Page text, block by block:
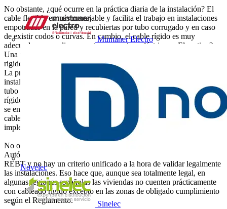
Muntaner Electro
Novelec
Sinelec
No obstante, ¿qué ocurre en la práctica diaria de la instalación? El
cable flexible es más manejable y facilita el trabajo en instalaciones
empotradas en la pared y recubiertas por tubo corrugado y en caso
de existir codos o curvas. En cambio, el cable rígido es muy
adecuado para realizar puentes en cuadros eléctricos. ¿El motivo?
Una vez instalado su forma no va a ser modificada y, además, su
rigidez favorece la inmovilidad de la conexión.
La práctica de la instalación en España afirma que, en general, los
instaladores acostumbran a instalar sin demasiados problemas bajo
tubo los circuitos de 1,5 mm² o 2,5 mm² con conductores aislados
rígidos, muy frecuentes en el interior de las viviendas. En cambio, si
se enfrentan a secciones superiores normalmente optan por instalar
cableado flexible ante las dificultades que plantea su
implementación.
No obstante, debe tenerse en cuenta que cada Comunidad
Autónoma (su Consejería de Industria) interpreta a su manera el
REBT y no hay un criterio unificado a la hora de validar legalmente
las instalaciones. Eso hace que, aunque sea totalmente legal, en
algunas regiones españolas las viviendas no cuenten prácticamente
con cableado rígido excepto en las zonas de obligado cumplimiento
según el Reglamento.